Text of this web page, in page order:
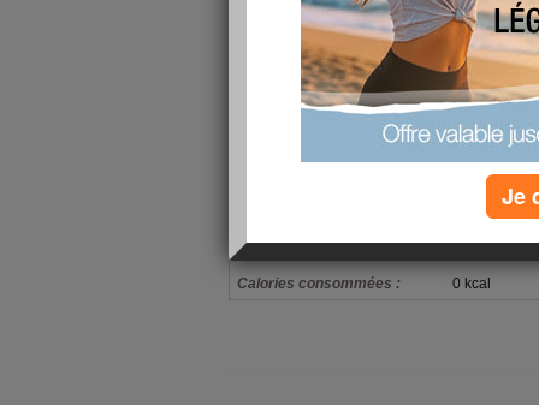
mon alimentation
the cafe
Déjeuner :
oeufs dur 2
salade
fromage
Verres d'eau :
Calories consommées :
0 kcal
Je